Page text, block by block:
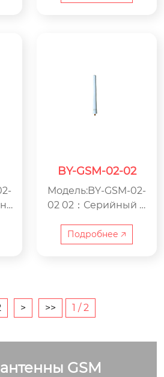
син Beyondoor по п
BY-GSM-02-02
Модель:BY-GSM-02-
02 02：Серийный н
а GSM BY：ООО Цзя
син Beyondoor по п
Подробнее 🡥
> >> 1 / 2
GSM